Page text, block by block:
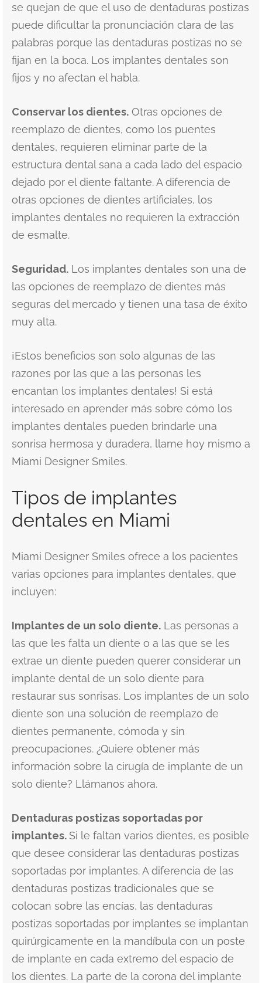
se quejan de que el uso de dentaduras postizas
puede dificultar la pronunciación clara de las
palabras porque las dentaduras postizas no se
fijan en la boca. Los implantes dentales son
fijos y no afectan el habla.
Conservar los dientes. Otras opciones de
reemplazo de dientes, como los puentes
dentales, requieren eliminar parte de la
estructura dental sana a cada lado del espacio
dejado por el diente faltante. A diferencia de
otras opciones de dientes artificiales, los
implantes dentales no requieren la extracción
de esmalte.
Seguridad. Los implantes dentales son una de
las opciones de reemplazo de dientes más
seguras del mercado y tienen una tasa de éxito
muy alta.
¡Estos beneficios son solo algunas de las
razones por las que a las personas les
encantan los implantes dentales! Si está
interesado en aprender más sobre cómo los
implantes dentales pueden brindarle una
sonrisa hermosa y duradera, llame hoy mismo a
Miami Designer Smiles.
Tipos de implantes
dentales en Miami
Miami Designer Smiles ofrece a los pacientes
varias opciones para implantes dentales, que
incluyen:
Implantes de un solo diente. Las personas a
las que les falta un diente o a las que se les
extrae un diente pueden querer considerar un
implante dental de un solo diente para
restaurar sus sonrisas. Los implantes de un solo
diente son una solución de reemplazo de
dientes permanente, cómoda y sin
preocupaciones. ¿Quiere obtener más
información sobre la cirugía de implante de un
solo diente? Llámanos ahora.
Dentaduras postizas soportadas por
implantes. Si le faltan varios dientes, es posible
que desee considerar las dentaduras postizas
soportadas por implantes. A diferencia de las
dentaduras postizas tradicionales que se
colocan sobre las encías, las dentaduras
postizas soportadas por implantes se implantan
quirúrgicamente en la mandíbula con un poste
de implante en cada extremo del espacio de
los dientes. La parte de la corona del implante